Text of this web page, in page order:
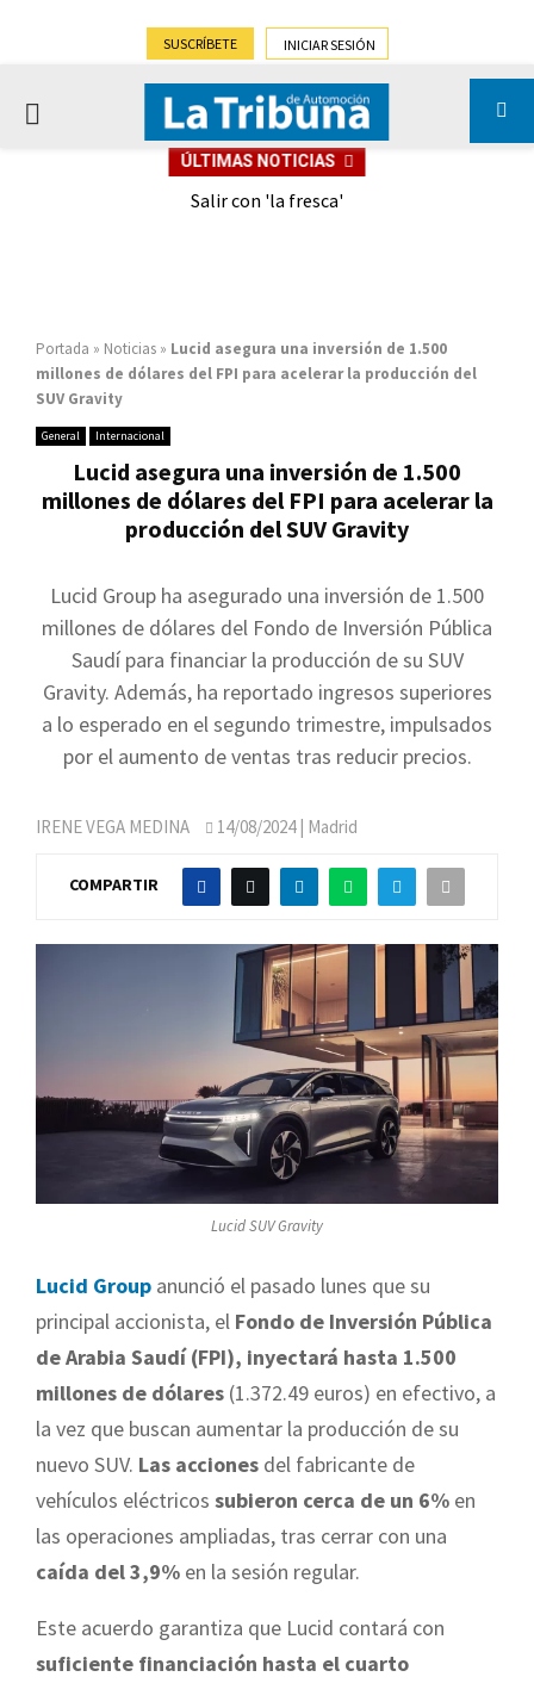
SUSCRÍBETE INICIAR SESIÓN
PRIMARY
ÚLTIMAS NOTICIAS
Salir con 'la fresca'
Portada » Noticias » Lucid asegura una inversión de 1.500
millones de dólares del FPI para acelerar la producción del
SUV Gravity
General Internacional
Lucid asegura una inversión de 1.500
millones de dólares del FPI para acelerar la
producción del SUV Gravity
Lucid Group ha asegurado una inversión de 1.500
millones de dólares del Fondo de Inversión Pública
Saudí para financiar la producción de su SUV
Gravity. Además, ha reportado ingresos superiores
a lo esperado en el segundo trimestre, impulsados
por el aumento de ventas tras reducir precios.
IRENE VEGA MEDINA 14/08/2024| Madrid
COMPARTIR
Lucid SUV Gravity
Lucid Group anunció el pasado lunes que su
principal accionista, el Fondo de Inversión Pública
de Arabia Saudí (FPI), inyectará hasta 1.500
millones de dólares (1.372.49 euros) en efectivo, a
la vez que buscan aumentar la producción de su
nuevo SUV. Las acciones del fabricante de
vehículos eléctricos subieron cerca de un 6% en
las operaciones ampliadas, tras cerrar con una
caída del 3,9% en la sesión regular.
Este acuerdo garantiza que Lucid contará con
suficiente financiación hasta el cuarto